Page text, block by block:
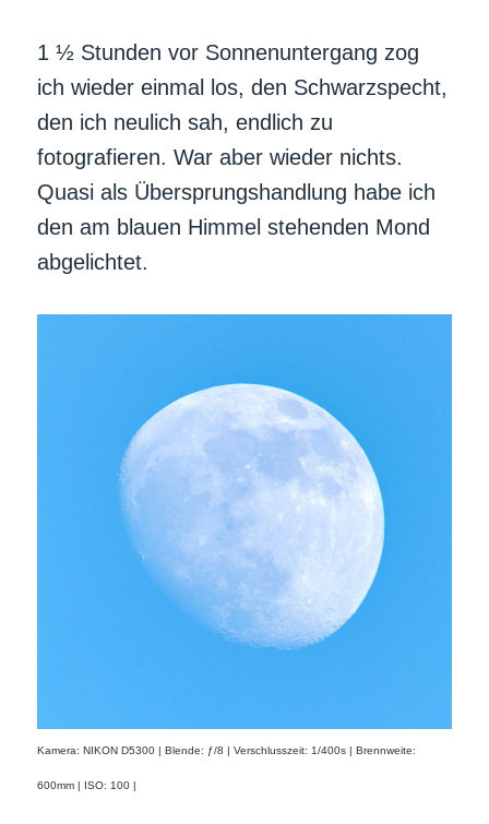
1 ½ Stunden vor Sonnenuntergang zog
ich wieder einmal los, den Schwarzspecht,
den ich neulich sah, endlich zu
fotografieren. War aber wieder nichts.
Quasi als Übersprungshandlung habe ich
den am blauen Himmel stehenden Mond
abgelichtet.
Kamera: NIKON D5300 | Blende: ƒ/8 | Verschlusszeit: 1/400s | Brennweite:
600mm | ISO: 100 |